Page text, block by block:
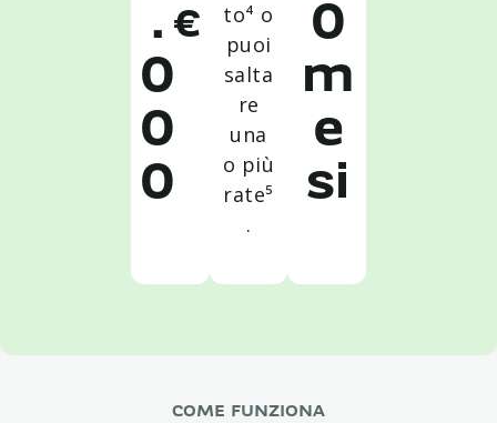
.
0
0
0
€
to⁴ o
puoi
salta
re
una
o più
rate⁵
.
0
m
e
si
COME FUNZIONA